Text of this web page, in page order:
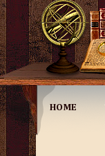
HOME